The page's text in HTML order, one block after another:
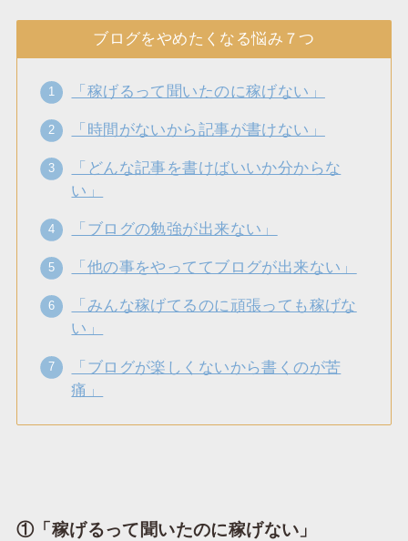
ブログをやめたくなる悩み７つ
「稼げるって聞いたのに稼げない」
「時間がないから記事が書けない」
「どんな記事を書けばいいか分からな
い」
「ブログの勉強が出来ない」
「他の事をやっててブログが出来ない」
「みんな稼げてるのに頑張っても稼げな
い」
「ブログが楽しくないから書くのが苦
痛」
①「稼げるって聞いたのに稼げない」